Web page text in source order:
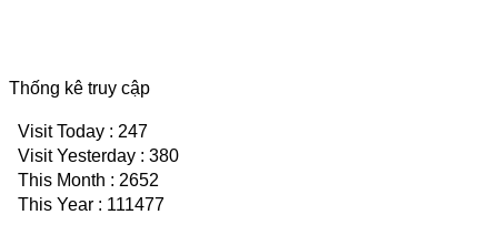
Thống kê truy cập
Visit Today : 247
Visit Yesterday : 380
This Month : 2652
This Year : 111477